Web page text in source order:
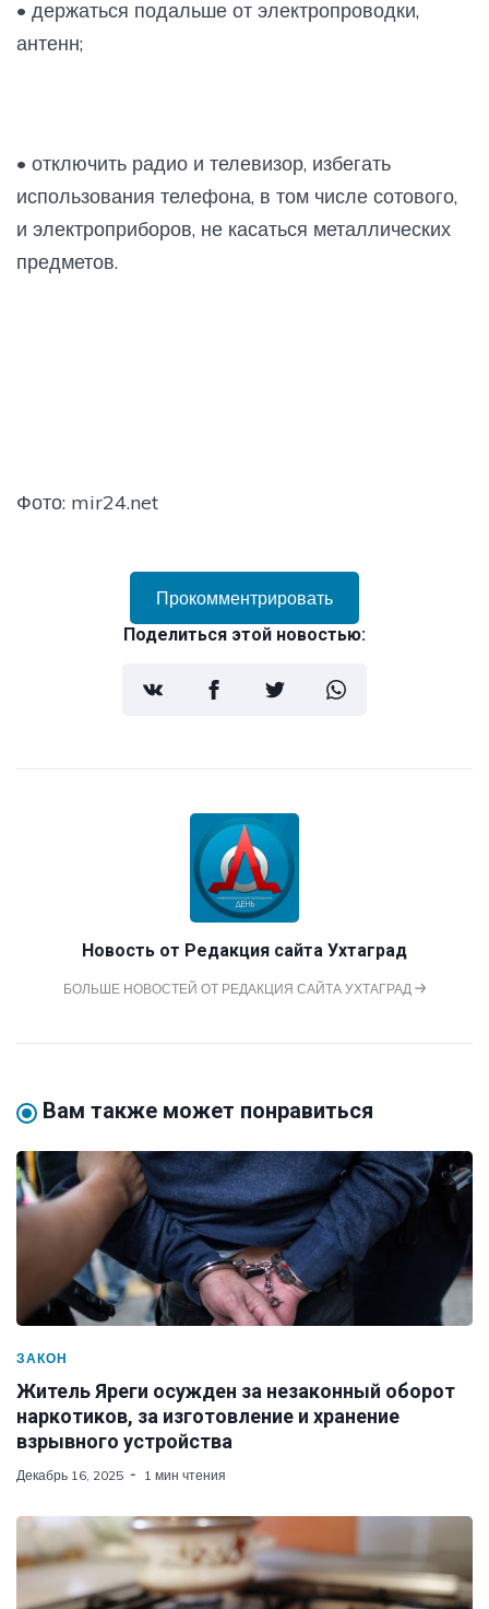
• держаться подальше от электропроводки,
антенн;
• отключить радио и телевизор, избегать
использования телефона, в том числе сотового,
и электроприборов, не касаться металлических
предметов.
Фото: mir24.net
Прокомментрировать
Поделиться этой новостью:
Новость от Редакция сайта Ухтаград
БОЛЬШЕ НОВОСТЕЙ ОТ РЕДАКЦИЯ САЙТА УХТАГРАД
Вам также может понравиться
ЗАКОН
Житель Яреги осужден за незаконный оборот
наркотиков, за изготовление и хранение
взрывного устройства
Декабрь 16, 2025 1 мин чтения